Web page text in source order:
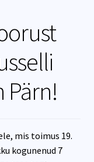
mis toimus 19.
kogunenud 7